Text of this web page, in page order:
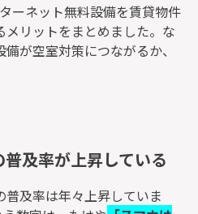
ーネット無料設備を賃貸物件
リットをまとめました。な
が空室対策につながるか、
及率が上昇している
及率は年々上昇していま